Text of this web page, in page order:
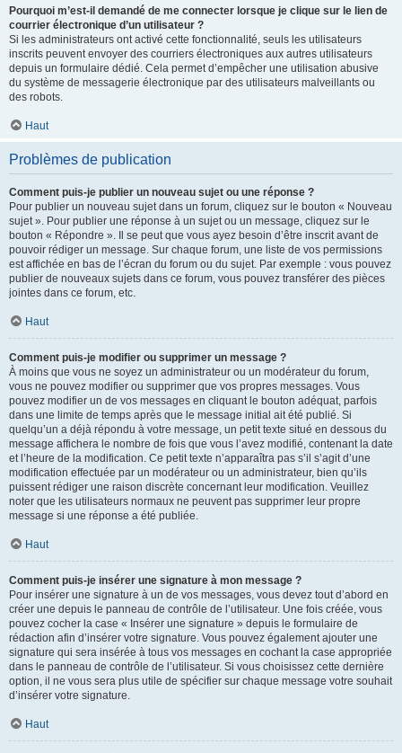
Pourquoi m’est-il demandé de me connecter lorsque je clique sur le lien de
courrier électronique d’un utilisateur ?
Si les administrateurs ont activé cette fonctionnalité, seuls les utilisateurs
inscrits peuvent envoyer des courriers électroniques aux autres utilisateurs
depuis un formulaire dédié. Cela permet d’empêcher une utilisation abusive
du système de messagerie électronique par des utilisateurs malveillants ou
des robots.
Haut
Problèmes de publication
Comment puis-je publier un nouveau sujet ou une réponse ?
Pour publier un nouveau sujet dans un forum, cliquez sur le bouton « Nouveau
sujet ». Pour publier une réponse à un sujet ou un message, cliquez sur le
bouton « Répondre ». Il se peut que vous ayez besoin d’être inscrit avant de
pouvoir rédiger un message. Sur chaque forum, une liste de vos permissions
est affichée en bas de l’écran du forum ou du sujet. Par exemple : vous pouvez
publier de nouveaux sujets dans ce forum, vous pouvez transférer des pièces
jointes dans ce forum, etc.
Haut
Comment puis-je modifier ou supprimer un message ?
À moins que vous ne soyez un administrateur ou un modérateur du forum,
vous ne pouvez modifier ou supprimer que vos propres messages. Vous
pouvez modifier un de vos messages en cliquant le bouton adéquat, parfois
dans une limite de temps après que le message initial ait été publié. Si
quelqu’un a déjà répondu à votre message, un petit texte situé en dessous du
message affichera le nombre de fois que vous l’avez modifié, contenant la date
et l’heure de la modification. Ce petit texte n’apparaîtra pas s’il s’agit d’une
modification effectuée par un modérateur ou un administrateur, bien qu’ils
puissent rédiger une raison discrète concernant leur modification. Veuillez
noter que les utilisateurs normaux ne peuvent pas supprimer leur propre
message si une réponse a été publiée.
Haut
Comment puis-je insérer une signature à mon message ?
Pour insérer une signature à un de vos messages, vous devez tout d’abord en
créer une depuis le panneau de contrôle de l’utilisateur. Une fois créée, vous
pouvez cocher la case « Insérer une signature » depuis le formulaire de
rédaction afin d’insérer votre signature. Vous pouvez également ajouter une
signature qui sera insérée à tous vos messages en cochant la case appropriée
dans le panneau de contrôle de l’utilisateur. Si vous choisissez cette dernière
option, il ne vous sera plus utile de spécifier sur chaque message votre souhait
d’insérer votre signature.
Haut